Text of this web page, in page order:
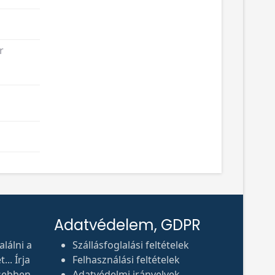
a
Írja
Adatvédelem, GDPR
Szállásfoglalási feltételek
Felhasználási feltételek